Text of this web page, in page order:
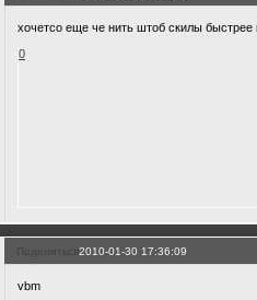
хочетсо еще че нить штоб скилы быстрее
0
Поделиться2010-01-30 17:36:09
vbm